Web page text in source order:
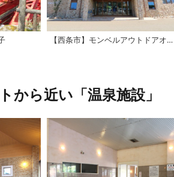
【西条市】モンベルアウトドアオアシス石鎚
から近い「温泉施設」